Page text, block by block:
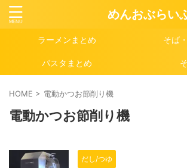
めんおぶらい
ラーメンまとめ そば
パスタまとめ
HOME > 電動かつお節削り機
電動かつお節削り機
だし/つゆ